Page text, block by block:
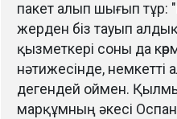
пакет алып шығып тұр:
жерден біз тауып
қызметкері соны да
нәтижесінде, немкетті
дегендей оймен.
марқұмның әкесі